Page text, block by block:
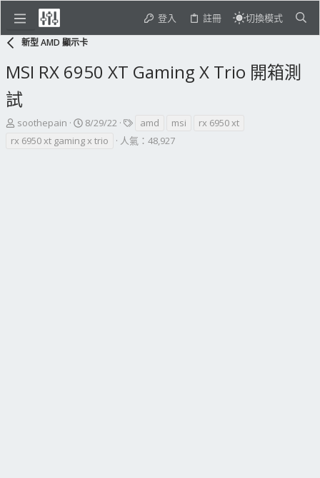
登入 註冊 切換模式
新型 AMD 顯示卡
MSI RX 6950 XT Gaming X Trio 開箱測
試
主
題
soothepain
開
日
8/29/22
標
籤
amd msi
rx 6950 xt
rx 6950 xt gaming x trio
人氣：48,927